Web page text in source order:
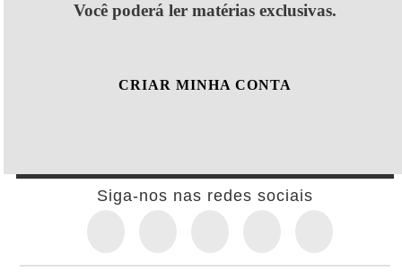
Você poderá ler matérias exclusivas.
CRIAR MINHA CONTA
Siga-nos nas redes sociais